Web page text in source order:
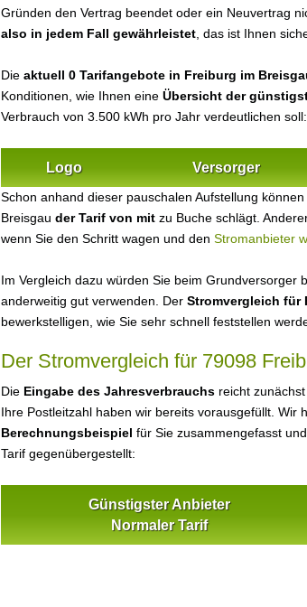
Gründen den Vertrag beendet oder ein Neuvertrag
also in jedem Fall gewährleistet , das ist Ihnen
Die aktuell 0 Tarifangebote in Freiburg im
Konditionen, wie Ihnen eine Übersicht der
Verbrauch von 3.500 kWh pro Jahr verdeutlichen soll:
Logo Versorger
Schon anhand dieser pauschalen Aufstellung
Breisgau der Tarif von mit zu Buche schlägt.
wenn Sie den Schritt wagen und den Stromanbieter
Im Vergleich dazu würden Sie beim Grundversorger
anderweitig gut verwenden. Der Stromvergleich für
bewerkstelligen, wie Sie sehr schnell feststellen
Der Stromvergleich für 79098
Die Eingabe des Jahresverbrauchs reicht
Ihre Postleitzahl haben wir bereits vorausgefüllt. Wir
Berechnungsbeispiel für Sie zusammengefasst
Tarif gegenübergestellt:
Günstigster Anbieter
Normaler Tarif